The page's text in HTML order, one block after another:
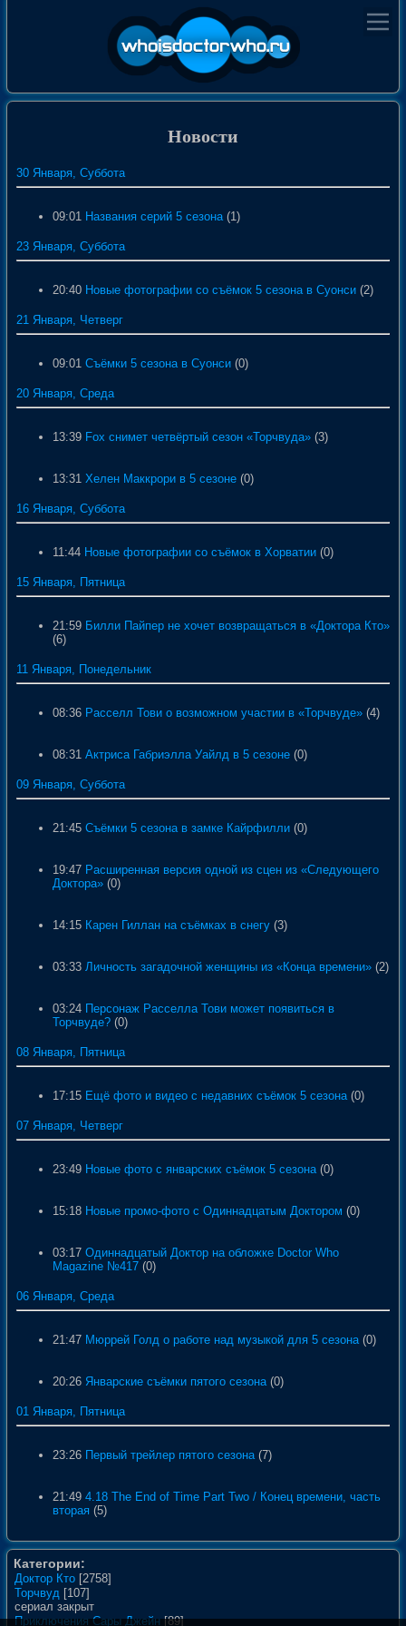
Новости
30 Января, Суббота
09:01 Названия серий 5 сезона (1)
23 Января, Суббота
20:40 Новые фотографии со съёмок 5 сезона в Суонси (2)
21 Января, Четверг
09:01 Съёмки 5 сезона в Суонси (0)
20 Января, Среда
13:39 Fox снимет четвёртый сезон «Торчвуда» (3)
13:31 Хелен Маккрори в 5 сезоне (0)
16 Января, Суббота
11:44 Новые фотографии со съёмок в Хорватии (0)
15 Января, Пятница
21:59 Билли Пайпер не хочет возвращаться в «Доктора Кто»
(6)
11 Января, Понедельник
08:36 Расселл Тови о возможном участии в «Торчвуде» (4)
08:31 Актриса Габриэлла Уайлд в 5 сезоне (0)
09 Января, Суббота
21:45 Съёмки 5 сезона в замке Кайрфилли (0)
19:47 Расширенная версия одной из сцен из «Следующего
Доктора» (0)
14:15 Карен Гиллан на съёмках в снегу (3)
03:33 Личность загадочной женщины из «Конца времени» (2)
03:24 Персонаж Расселла Тови может появиться в
Торчвуде? (0)
08 Января, Пятница
17:15 Ещё фото и видео с недавних съёмок 5 сезона (0)
07 Января, Четверг
23:49 Новые фото с январских съёмок 5 сезона (0)
15:18 Новые промо-фото с Одиннадцатым Доктором (0)
03:17 Одиннадцатый Доктор на обложке Doctor Who
Magazine №417 (0)
06 Января, Среда
21:47 Мюррей Голд о работе над музыкой для 5 сезона (0)
20:26 Январские съёмки пятого сезона (0)
01 Января, Пятница
23:26 Первый трейлер пятого сезона (7)
21:49 4.18 The End of Time Part Two / Конец времени, часть
вторая (5)
Категории:
Доктор Кто [2758]
Торчвуд [107]
сериал закрыт
Приключения Сары Джейн [89]